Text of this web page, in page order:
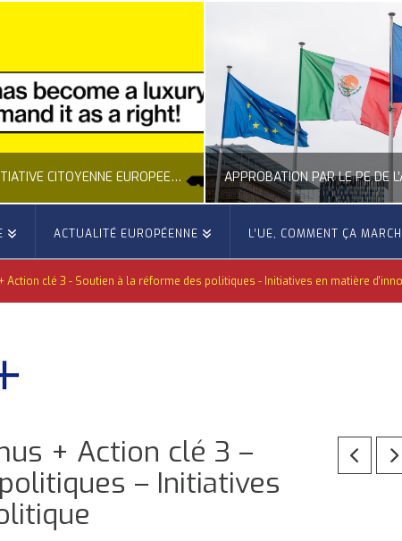
NOUVELLE INITIATIVE CITOYENNE EUROPÉENNE SUR LE LOGEMENT
ACTUALITÉ DE LA REPRÉSENTATION D’OCCITANIE EUROPE, CITOYENNETÉ, LOGEMENT ACTION EXTÉRIEURE, ACTUALITÉ DE L'UNION
ACTUALITÉ EUROPÉENNE L’UE, COMMENT ÇA
Action clé 3 - Soutien à la réforme des politiques - Initiatives en matière
+ Action clé 3 –
– Initiatives